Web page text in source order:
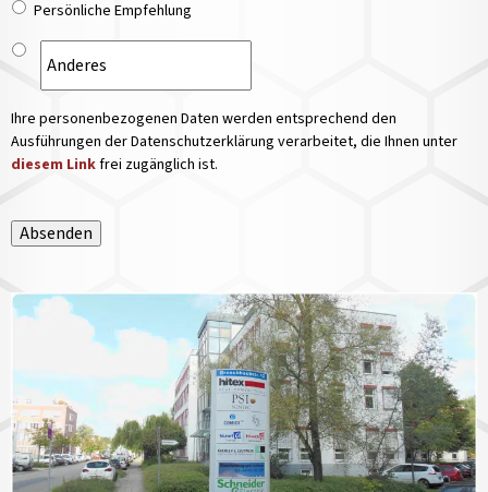
Persönliche Empfehlung
Ihre personenbezogenen Daten werden entsprechend den
Ausführungen der Datenschutzerklärung verarbeitet, die Ihnen unter
diesem Linkfrei zugänglich ist.
Absenden